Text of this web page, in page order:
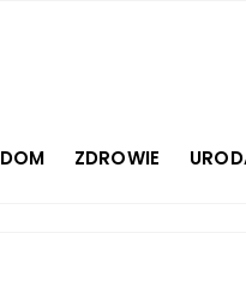
DOM ZDROWIE